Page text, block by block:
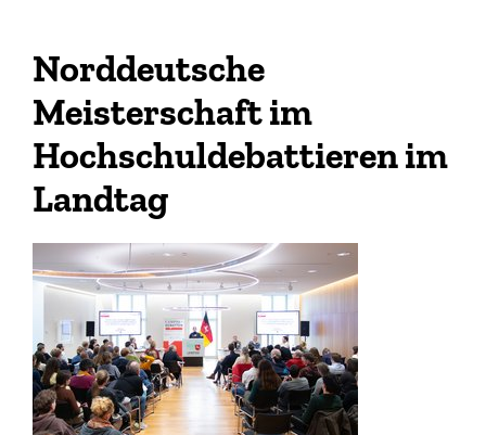
Norddeutsche
Meisterschaft im
Hochschuldebattieren im
Landtag